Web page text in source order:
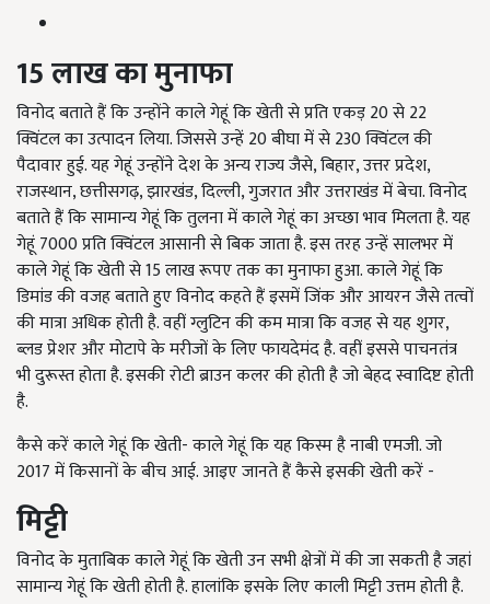
15लाखकामुनाफा
विनोद बताते हैं कि उन्होंने काले गेहूं कि खेती से प्रति एकड़ 20 से 22
क्विंटल का उत्पादन लिया. जिससे उन्हें 20 बीघा में से 230 क्विंटल की
पैदावार हुई. यह गेहूं उन्होंने देश के अन्य राज्य जैसे, बिहार, उत्तर प्रदेश,
राजस्थान, छत्तीसगढ़, झारखंड, दिल्ली, गुजरात और उत्तराखंड में बेचा. विनोद
बताते हैं कि सामान्य गेहूं कि तुलना में काले गेहूं का अच्छा भाव मिलता है. यह
गेहूं 7000 प्रति क्विंटल आसानी से बिक जाता है. इस तरह उन्हें सालभर में
काले गेहूं कि खेती से 15 लाख रूपए तक का मुनाफा हुआ. काले गेहूं कि
डिमांड की वजह बताते हुए विनोद कहते हैं इसमें जिंक और आयरन जैसे तत्वों
की मात्रा अधिक होती है. वहीं ग्लुटिन की कम मात्रा कि वजह से यह शुगर,
ब्लड प्रेशर और मोटापे के मरीजों के लिए फायदेमंद है. वहीं इससे पाचनतंत्र
भी दुरूस्त होता है. इसकी रोटी ब्राउन कलर की होती है जो बेहद स्वादिष्ट होती
है.
कैसे करें काले गेहूं कि खेती- काले गेहूं कि यह किस्म है नाबी एमजी. जो
2017 में किसानों के बीच आई. आइए जानते हैं कैसे इसकी खेती करें -
मिट्टी
विनोद के मुताबिक काले गेहूं कि खेती उन सभी क्षेत्रों में की जा सकती है जहां
सामान्य गेहूं कि खेती होती है. हालांकि इसके लिए काली मिट्टी उत्तम होती है.